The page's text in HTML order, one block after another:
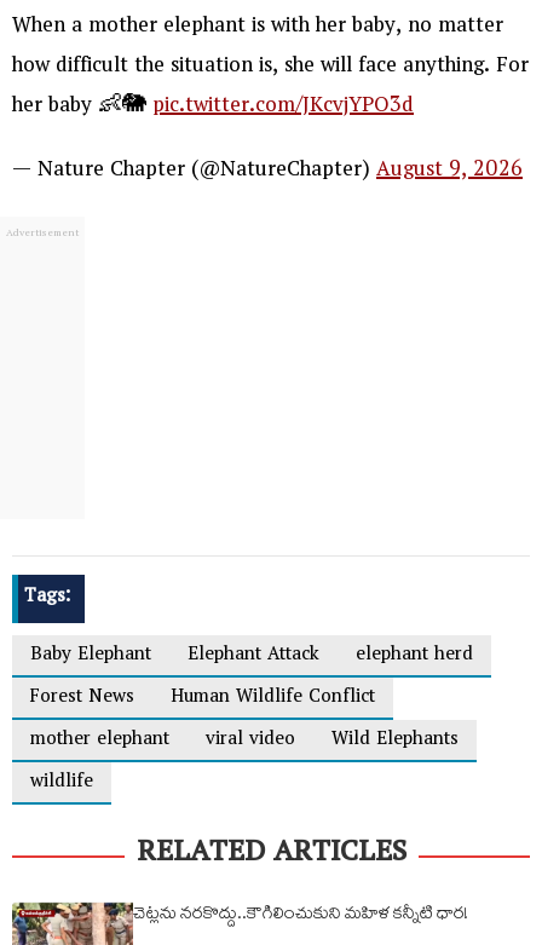
When a mother elephant is with her baby, no matter
how difficult the situation is, she will face anything. For
her baby 👶🐘pic.twitter.com/JKcvjYPO3d
— Nature Chapter (@NatureChapter)August 9, 2026
Tags:
Baby Elephant
Elephant Attack
elephant herd
Forest News
Human Wildlife Conflict
mother elephant
viral video
Wild Elephants
wildlife
RELATED ARTICLES
చెట్లను నరకొద్దు..కౌగిలించుకుని మహిళ కన్నీటి ధార!